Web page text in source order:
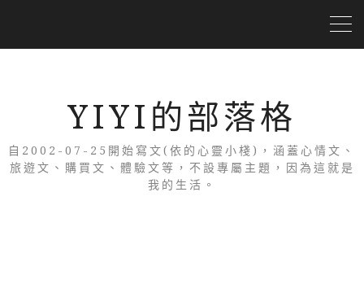
YIYI的部落格
自2002-07-25開始寫文(依的心靈小棧)，涵蓋心情文、
旅遊文、購買文、體驗文等，不設專屬主題，因為這就是
我的生活。